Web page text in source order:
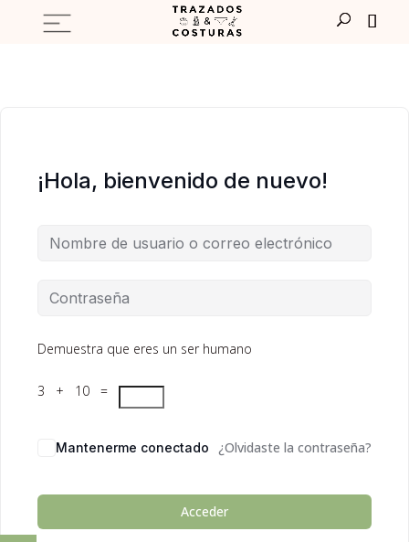
¡Hola, bienvenido de nuevo!
Demuestra que eres un ser humano
3 + 10 =
Mantenerme conectado ¿Olvidaste la contraseña?
Acceder